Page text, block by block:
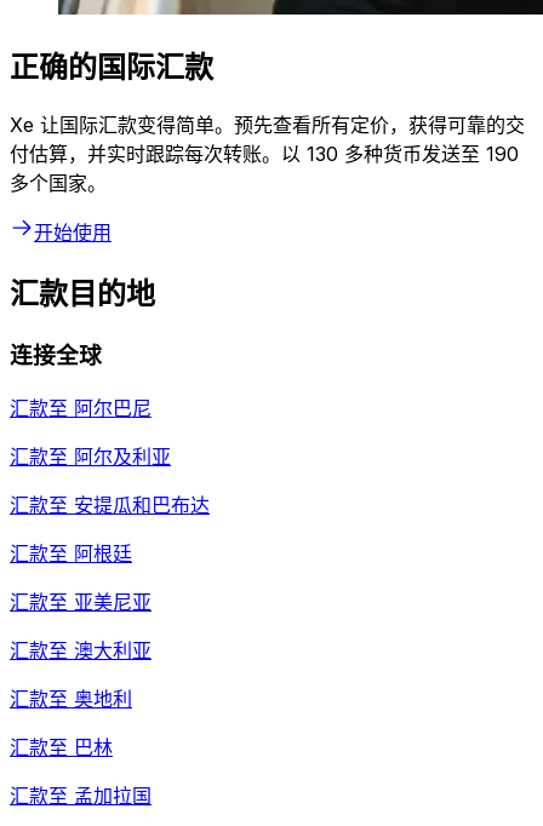
正确的国际汇款
Xe 让国际汇款变得简单。预先查看所有定价，获得可靠的交
付估算，并实时跟踪每次转账。以 130 多种货币发送至 190
多个国家。
开始使用
汇款目的地
连接全球
汇款至 阿尔巴尼
汇款至 阿尔及利亚
汇款至 安提瓜和巴布达
汇款至 阿根廷
汇款至 亚美尼亚
汇款至 澳大利亚
汇款至 奥地利
汇款至 巴林
汇款至 孟加拉国